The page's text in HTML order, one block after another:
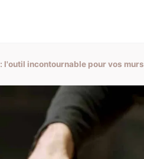
l'outil incontournable pour vos murs